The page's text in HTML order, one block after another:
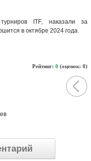
ITF, наказали за
в октябре 2024 года.
Рейтинг: 0 (оценок: 0)